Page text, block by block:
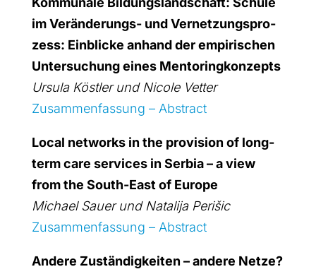
im Ver­än­de­rungs- und Ver­net­zungs­pro­
zess: Ein­bli­cke anhand der empi­ri­schen
Unter­su­chung eines Men­to­ring­kon­zepts
Ursu­la Köst­ler und Nico­le Vet­ter
Zusam­men­fas­sung – Abs­tract
Local net­works in the pro­vi­si­on of long-
term care ser­vices in Ser­bia – a view
from the South-East of Euro­pe
Micha­el Sau­er und Nata­li­ja Peri­šic
Zusam­men­fas­sung – Abs­tract
Ande­re Zustän­dig­kei­ten – ande­re Net­ze?